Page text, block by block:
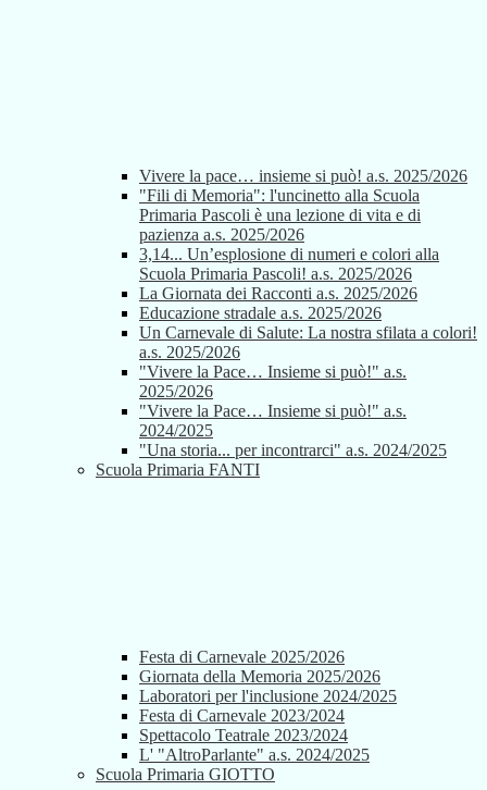
Vivere la pace… insieme si può! a.s. 2025/2026
"Fili di Memoria": l'uncinetto alla Scuola
Primaria Pascoli è una lezione di vita e di
pazienza a.s. 2025/2026
3,14... Un’esplosione di numeri e colori alla
Scuola Primaria Pascoli! a.s. 2025/2026
La Giornata dei Racconti a.s. 2025/2026
Educazione stradale a.s. 2025/2026
Un Carnevale di Salute: La nostra sfilata a colori!
a.s. 2025/2026
"Vivere la Pace… Insieme si può!" a.s.
2025/2026
"Vivere la Pace… Insieme si può!" a.s.
2024/2025
"Una storia... per incontrarci" a.s. 2024/2025
Scuola Primaria FANTI
Festa di Carnevale 2025/2026
Giornata della Memoria 2025/2026
Laboratori per l'inclusione 2024/2025
Festa di Carnevale 2023/2024
Spettacolo Teatrale 2023/2024
L' "AltroParlante" a.s. 2024/2025
Scuola Primaria GIOTTO